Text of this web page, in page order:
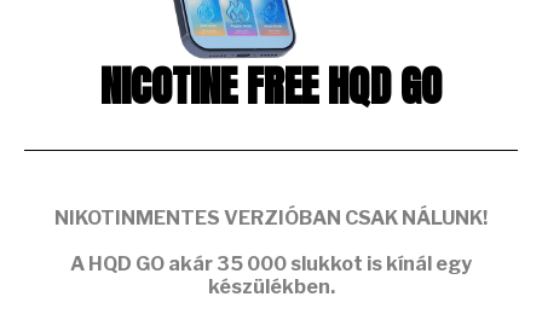
NICOTINE FREE HQD GO
NIKOTINMENTES VERZIÓBAN CSAK NÁLUNK!
A HQD GO akár 35 000 slukkot is kínál egy
készülékben.